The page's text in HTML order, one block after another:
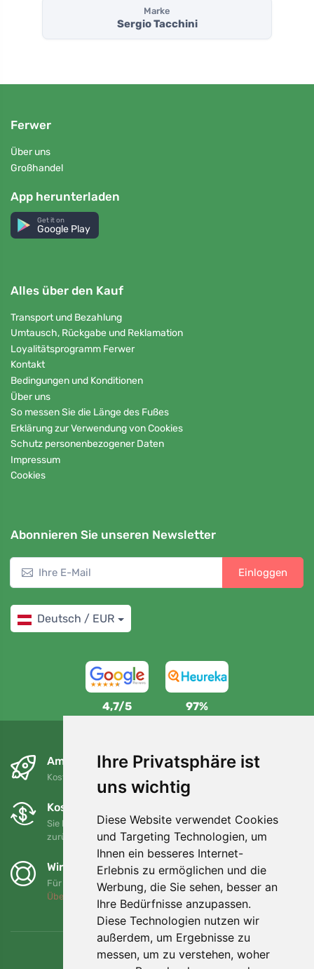
Ihre Privatsphäre ist
uns wichtig
Diese Website verwendet Cookies
und Targeting Technologien, um
Ihnen ein besseres Internet-
Erlebnis zu ermöglichen und die
Werbung, die Sie sehen, besser an
Ihre Bedürfnisse anzupassen.
Diese Technologien nutzen wir
außerdem, um Ergebnisse zu
messen, um zu verstehen, woher
Marke
Sergio Tacchini
Ferwer
Über uns
Großhandel
App herunterladen
Get it on
Google Play
Alles über den Kauf
Transport und Bezahlung
Umtausch, Rückgabe und Reklamation
Loyalitätsprogramm Ferwer
Kontakt
Bedingungen und Konditionen
Über uns
So messen Sie die Länge des Fußes
Erklärung zur Verwendung von Cookies
Schutz personenbezogener Daten
Impressum
Cookies
Abonnieren Sie unseren Newsletter
Einloggen
Deutsch / EUR
4,7/5 97%
Am nächsten Tag und kostenlos
Kostenloser Versand für Bestellungen über 80 EUR
Kostenloser Umtausch und Rückgabe
Sie können Ihre Bestellung jederzeit innerhalb von 90 Tagen
zurückgeben oder umtauschen.
Wir unterstützen Trees.org
Für jede Bestellung pflanzen wir einen Baum! Mehr lesen
Über uns